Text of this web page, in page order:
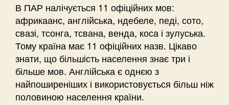
В ПАР налічується 11 офіційних мов:
африкаанс, англійська, ндебеле, педі, сото,
свазі, тсонга, тсвана, венда, коса і зулуська.
Тому країна має 11 офіційних назв. Цікаво
знати, що більшість населення знає три і
більше мов. Англійська є однєю з
найпоширеніших і використовується більш ніж
половиною населення країни.